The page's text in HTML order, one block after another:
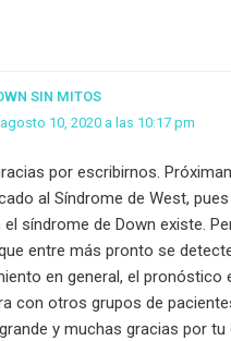
SIN MITOS
10, 2020 a las 10:17 pm
por escribirnos.
al Síndrome de West,
síndrome de Down existe.
entre más pronto se
en general, el pronóstico
con otros grupos de
y muchas gracias por tu